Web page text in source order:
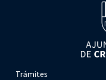
Trámites